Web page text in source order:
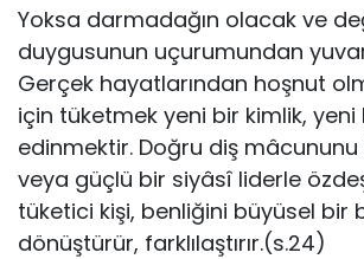
Yoksa darmadağın olacak ve
duygusunun uçurumundan
Gerçek hayatlarından hoşnut
için tüketmek yeni bir kimlik,
edinmektir. Doğru diş
veya güçlü bir siyâsî liderle
tüketici kişi, benliğini büyüsel bir
dönüştürür, farklılaştırır.(s.24)